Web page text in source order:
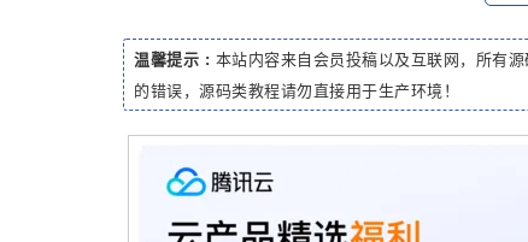
温馨提示 : 本站内容来自会员投稿以及互联网，所有
的错误，源码类教程请勿直接用于生产环境！